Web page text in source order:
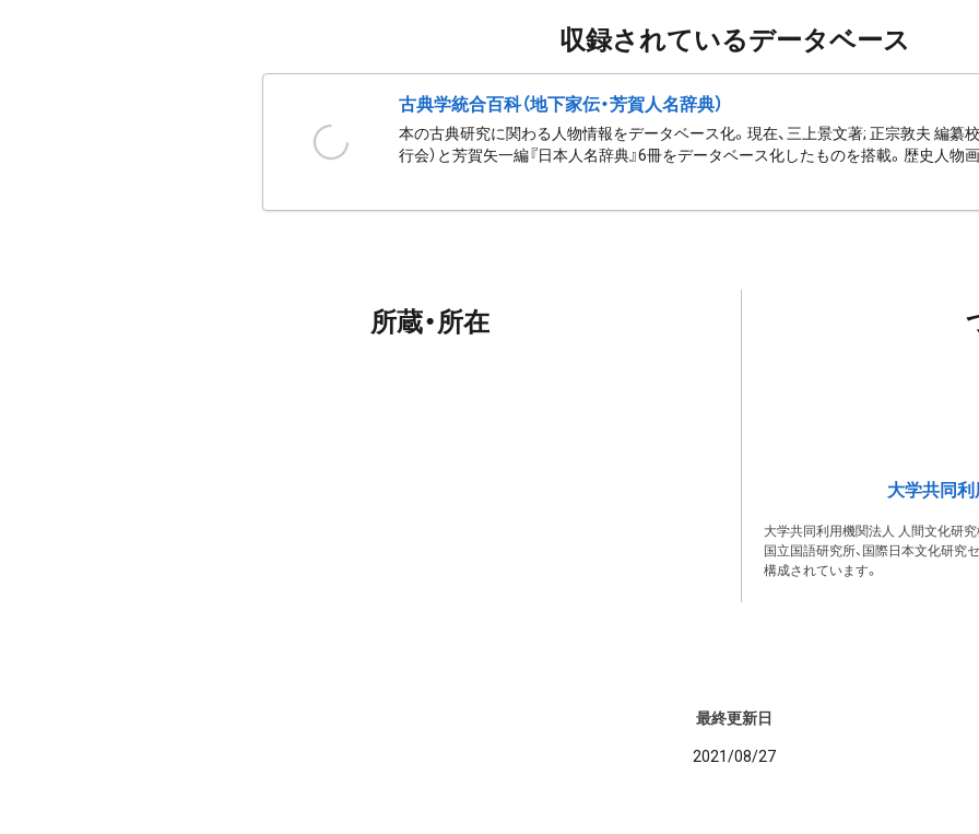
収録されているデータベース
古典学統合百科（地下家伝・芳賀人名辞典）
本の古典研究に関わる人物情報をデータベース化。現在、三上景文著; 正宗敦夫 編纂校
行会）と芳賀矢一編『日本人名辞典』6冊をデータベース化したものを搭載。歴史人物
所蔵・所在
大学共同
大学共同利用機関法人 人間文化研究
国立国語研究所、国際日本文化研究
構成されています。
最終更新日
2021/08/27